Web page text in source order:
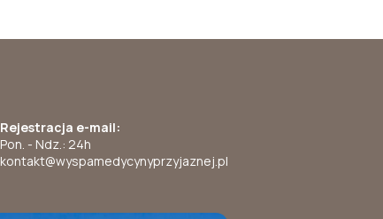
Rejestracja e-mail:
Pon. - Ndz.: 24h
kontakt@wyspamedycynyprzyjaznej.pl